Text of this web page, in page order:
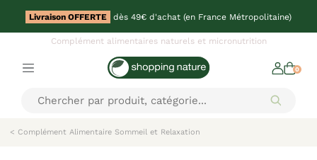
Livraison OFFERTE dès 49€ d'achat (en France Métropolitaine)
Complément alimentaires naturels et micronutrition
0
< Complément Alimentaire Sommeil et Relaxation